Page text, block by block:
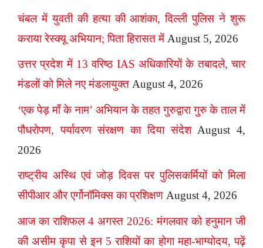
चंबल में युवती की हत्या की आशंका, दिल्ली पुलिस ने शुरू
कराया रेस्क्यू अभियान; पिता हिरासत में August 5, 2026
उत्तर प्रदेश में 13 वरिष्ठ IAS अधिकारियों के तबादले, चार
मंडलों को मिले नए मंडलायुक्त August 4, 2026
‘एक पेड़ माँ के नाम’ अभियान के तहत गुरुद्वारा गुरु के ताल में
पौधरोपण, पर्यावरण संरक्षण का दिया संदेश August 4,
2026
राष्ट्रीय अस्थि एवं जोड़ दिवस पर पुलिसकर्मियों को मिला
सीपीआर और एर्गोनॉमिक्स का प्रशिक्षण August 4, 2026
आज का राशिफल 4 अगस्त 2026: मंगलवार को हनुमान जी
की असीम कृपा से इन 5 राशियों का होगा महा-भाग्योदय, पढ़ें